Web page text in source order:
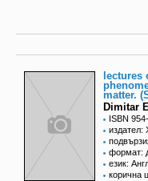
lectures
matter.
Dimitar
ISBN
издател:
формат:
език:
корична